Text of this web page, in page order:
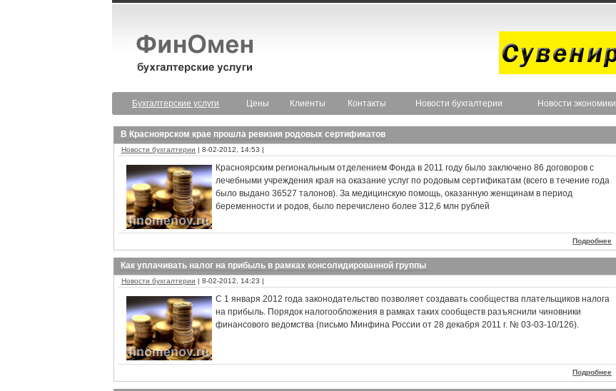
Бухгалтерские услуги
Цены Клиенты Контакты Новости бухгалтерии Новости экономики
В Красноярском крае прошла ревизия родовых сертификатов
Новости бухгалтерии | 8-02-2012, 14:53 |
Красноярским региональным отделением Фонда в 2011 году было заключено 86 договоров с
лечебными учреждения края на оказание услуг по родовым сертификатам (всего в течение года
было выдано 36527 талонов). За медицинскую помощь, оказанную женщинам в период
беременности и родов, было перечислено более 312,6 млн рублей
Подробнее
Как уплачивать налог на прибыль в рамках консолидированной группы
Новости бухгалтерии | 8-02-2012, 14:23 |
С 1 января 2012 года законодательство позволяет создавать сообщества плательщиков налога
на прибыль. Порядок налогообложения в рамках таких сообществ разъяснили чиновники
финансового ведомства (письмо Минфина России от 28 декабря 2011 г. № 03-03-10/126).
Подробнее